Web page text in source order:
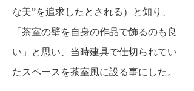
な美”を追求したとされる）と知り、
「茶室の壁を自身の作品で飾るのも良
い」と思い、 当時建具で仕切られてい
たスペースを茶室風に設る事にした。